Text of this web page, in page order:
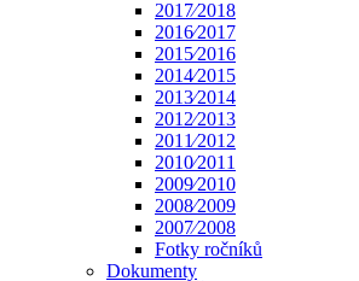
2017⁄2018
2016⁄2017
2015⁄2016
2014⁄2015
2013⁄2014
2012⁄2013
2011⁄2012
2010⁄2011
2009⁄2010
2008⁄2009
2007⁄2008
Fotky ročníků
Dokumenty